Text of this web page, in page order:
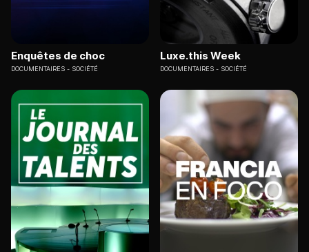
Enquêtes de choc
DOCUMENTAIRES SOCIÉTÉ
Luxe.this Week
DOCUMENTAIRES SOCIÉTÉ